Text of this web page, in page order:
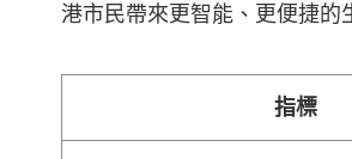
港市民帶來更智能、更便捷
指標